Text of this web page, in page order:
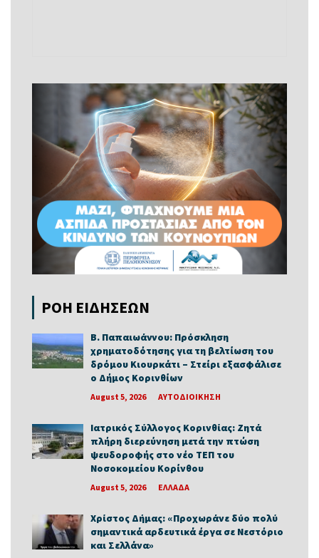
ΡΟΗ ΕΙΔΗΣΕΩΝ
Β. Παπαιωάννου: Πρόσκληση
χρηματοδότησης για τη βελτίωση του
δρόμου Κιουρκάτι – Στείρι εξασφάλισε
ο Δήμος Κορινθίων
August 5, 2026 ΑΥΤΟΔΙΟΙΚΗΣΗ
Ιατρικός Σύλλογος Κορινθίας: Ζητά
πλήρη διερεύνηση μετά την πτώση
ψευδοροφής στο νέο ΤΕΠ του
Νοσοκομείου Κορίνθου
August 5, 2026 ΕΛΛΑΔΑ
Χρίστος Δήμας: «Προχωράνε δύο πολύ
σημαντικά αρδευτικά έργα σε Νεστόριο
και Σελλάνα»